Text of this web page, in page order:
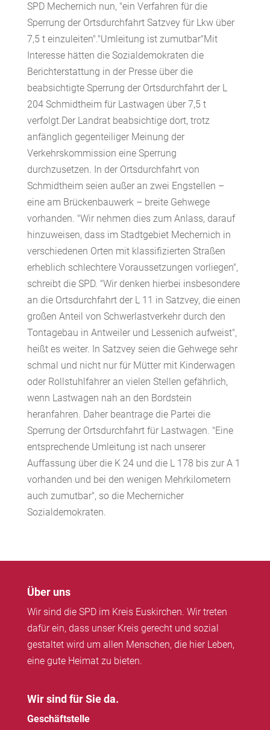
SPD Mechernich nun, "ein Verfahren für die
Sperrung der Ortsdurchfahrt Satzvey für Lkw über
7,5 t einzuleiten"."Umleitung ist zumutbar"Mit
Interesse hätten die Sozialdemokraten die
Berichterstattung in der Presse über die
beabsichtigte Sperrung der Ortsdurchfahrt der L
204 Schmidtheim für Lastwagen über 7,5 t
verfolgt.Der Landrat beabsichtige dort, trotz
anfänglich gegenteiliger Meinung der
Verkehrskommission eine Sperrung
durchzusetzen. In der Ortsdurchfahrt von
Schmidtheim seien außer an zwei Engstellen –
eine am Brückenbauwerk – breite Gehwege
vorhanden. "Wir nehmen dies zum Anlass, darauf
hinzuweisen, dass im Stadtgebiet Mechernich in
verschiedenen Orten mit klassifizierten Straßen
erheblich schlechtere Voraussetzungen vorliegen",
schreibt die SPD. "Wir denken hierbei insbesondere
an die Ortsdurchfahrt der L 11 in Satzvey, die einen
großen Anteil von Schwerlastverkehr durch den
Tontagebau in Antweiler und Lessenich aufweist",
heißt es weiter. In Satzvey seien die Gehwege sehr
schmal und nicht nur für Mütter mit Kinderwagen
oder Rollstuhlfahrer an vielen Stellen gefährlich,
wenn Lastwagen nah an den Bordstein
heranfahren. Daher beantrage die Partei die
Sperrung der Ortsdurchfahrt für Lastwagen. "Eine
entsprechende Umleitung ist nach unserer
Auffassung über die K 24 und die L 178 bis zur A 1
vorhanden und bei den wenigen Mehrkilometern
auch zumutbar", so die Mechernicher
Sozialdemokraten.
Über uns
Wir sind die SPD im Kreis Euskirchen. Wir treten
dafür ein, dass unser Kreis gerecht und sozial
gestaltet wird um allen Menschen, die hier Leben,
eine gute Heimat zu bieten.
Wir sind für Sie da.
Geschäftstelle